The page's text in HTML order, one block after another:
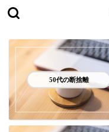
50代の断捨離